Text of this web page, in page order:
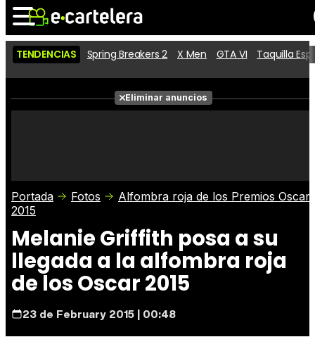
Noticias Cartelera
Películas
Críticas
Entradas
TENDENCIAS Spring Breakers 2 X Men GTA VI Taquilla
Eliminar anuncios
Portada Fotos
Alfombra roja de los Premios Oscar
2015
Melanie Griffith posa a su
llegada a la alfombra roja
de los Oscar 2015
23 de February 2015 | 00:48